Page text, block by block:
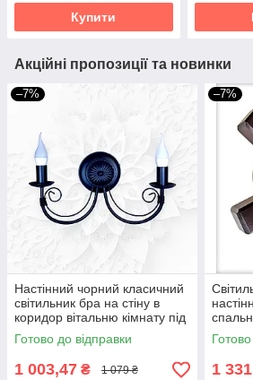
Купити
Акційні пропозиції та новинки
–7%
Настінний чорний класичний
світильник бра на стіну в
коридор вітальню кімнату під
свічку Грація/2
Готово до відправки
1 003,47 ₴ 1 079 ₴
–7%
1